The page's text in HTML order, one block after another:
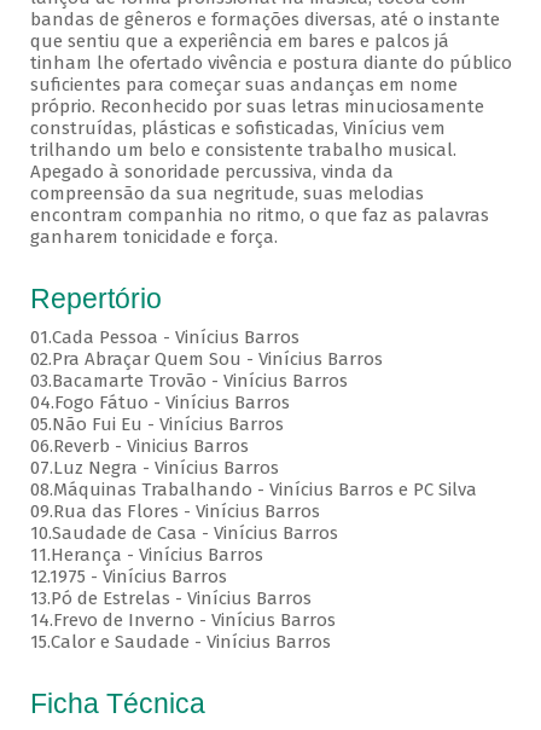
bandas de gêneros e formações diversas, até o instante
que sentiu que a experiência em bares e palcos já
tinham lhe ofertado vivência e postura diante do público
suficientes para começar suas andanças em nome
próprio. Reconhecido por suas letras minuciosamente
construídas, plásticas e sofisticadas, Vinícius vem
trilhando um belo e consistente trabalho musical.
Apegado à sonoridade percussiva, vinda da
compreensão da sua negritude, suas melodias
encontram companhia no ritmo, o que faz as palavras
ganharem tonicidade e força.
Repertório
01.Cada Pessoa - Vinícius Barros
02.Pra Abraçar Quem Sou - Vinícius Barros
03.Bacamarte Trovão - Vinícius Barros
04.Fogo Fátuo - Vinícius Barros
05.Não Fui Eu - Vinícius Barros
06.Reverb - Vinicius Barros
07.Luz Negra - Vinícius Barros
08.Máquinas Trabalhando - Vinícius Barros e PC Silva
09.Rua das Flores - Vinícius Barros
10.Saudade de Casa - Vinícius Barros
11.Herança - Vinícius Barros
12.1975 - Vinícius Barros
13.Pó de Estrelas - Vinícius Barros
14.Frevo de Inverno - Vinícius Barros
15.Calor e Saudade - Vinícius Barros
Ficha Técnica